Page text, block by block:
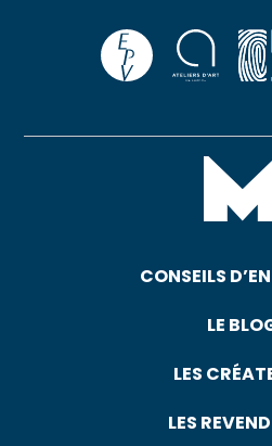
CONSEILS
LE
LES
LES